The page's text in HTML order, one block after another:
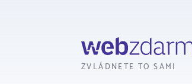
ZVLÁDNETE TO SAMI